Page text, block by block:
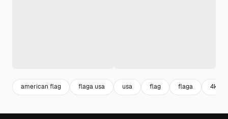
american flag flaga usa usa flag flaga 4k